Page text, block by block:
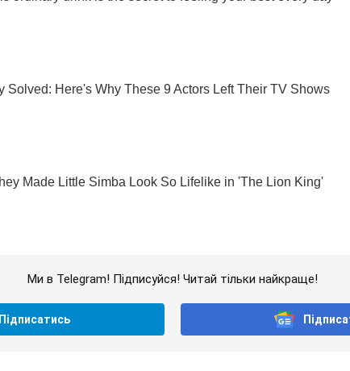
Ми в Telegram! Підписуйся! Читай тільки найкраще!
Підписатись